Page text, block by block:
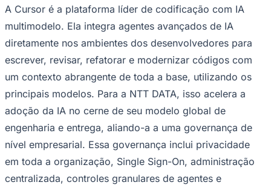
Coritiba
A Cursor é a plataforma líder de codificação com IA
multimodelo. Ela integra agentes avançados de IA
diretamente nos ambientes dos desenvolvedores para
escrever, revisar, refatorar e modernizar códigos com
um contexto abrangente de toda a base, utilizando os
principais modelos. Para a NTT DATA, isso acelera a
adoção da IA no cerne de seu modelo global de
engenharia e entrega, aliando-a a uma governança de
nível empresarial. Essa governança inclui privacidade
em toda a organização, Single Sign-On, administração
centralizada, controles granulares de agentes e